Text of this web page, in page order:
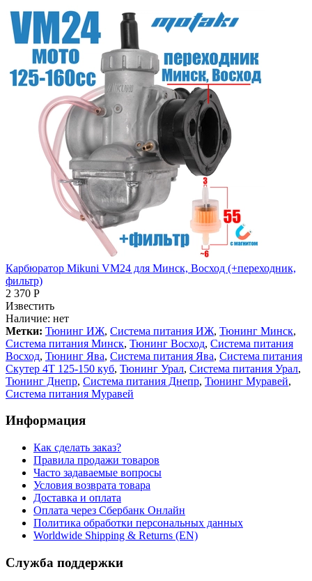
Карбюратор Mikuni VM24 для Минск, Восход (+переходник,
фильтр)
2 370 Р
Известить
Наличие: нет
Метки: Тюнинг ИЖ, Система питания ИЖ, Тюнинг Минск,
Система питания Минск, Тюнинг Восход, Система питания
Восход, Тюнинг Ява, Система питания Ява, Система питания
Скутер 4Т 125-150 куб, Тюнинг Урал, Система питания Урал,
Тюнинг Днепр, Система питания Днепр, Тюнинг Муравей,
Система питания Муравей
Информация
Как сделать заказ?
Правила продажи товаров
Часто задаваемые вопросы
Условия возврата товара
Доставка и оплата
Оплата через Сбербанк Онлайн
Политика обработки персональных данных
Worldwide Shipping & Returns (EN)
Служба поддержки